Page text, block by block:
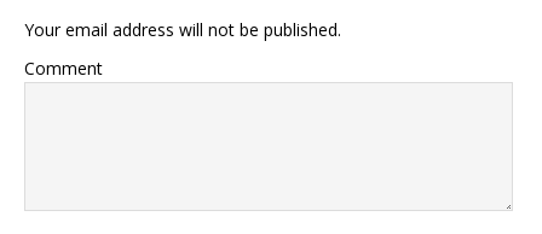
Your email address will not be published.
Comment